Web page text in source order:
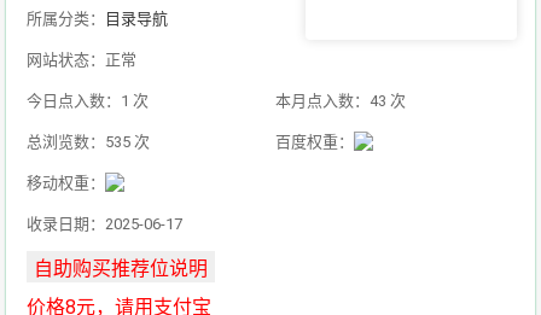
所属分类： 目录导航
网站状态：正常
今日点入数：1 次 本月点入数：43 次
总浏览数：535 次 百度权重：
移动权重：
收录日期：2025-06-17
价格8元，请用支付宝